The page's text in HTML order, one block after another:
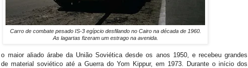
Carro de combate pesado IS-3 egípcio desfilando no Cairo na década de 1960.
As lagartas fizeram um estrago na avenida.
maior aliado árabe da União Soviética desde os anos 1950, e recebeu grandes
de material soviético até a Guerra do Yom Kippur, em 1973. Durante o início dos